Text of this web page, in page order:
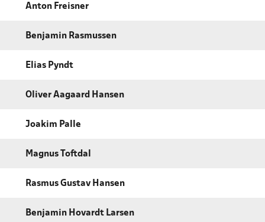
Anton Freisner
Benjamin Rasmussen
Elias Pyndt
Oliver Aagaard Hansen
Joakim Palle
Magnus Toftdal
Rasmus Gustav Hansen
Benjamin Hovardt Larsen